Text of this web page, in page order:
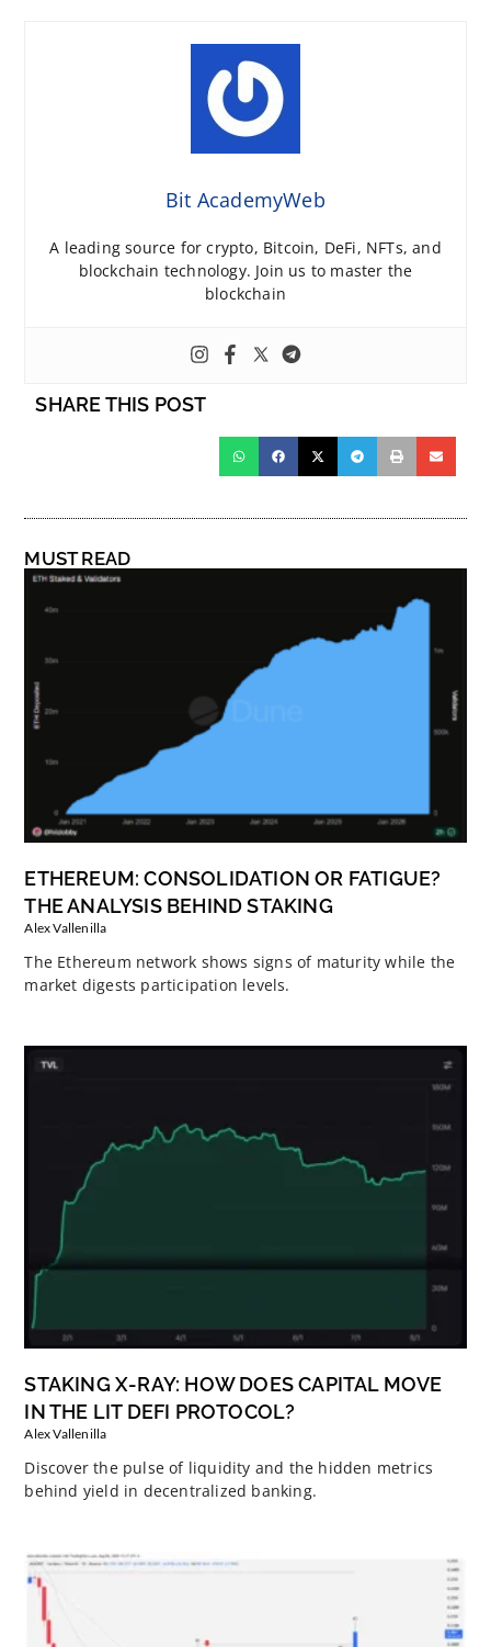
Bit AcademyWeb
A leading source for crypto, Bitcoin, DeFi, NFTs, and
blockchain technology. Join us to master the
blockchain
SHARE THIS POST
MUST READ
ETHEREUM: CONSOLIDATION OR FATIGUE?
THE ANALYSIS BEHIND STAKING
Alex Vallenilla
The Ethereum network shows signs of maturity while the
market digests participation levels.
STAKING X-RAY: HOW DOES CAPITAL MOVE
IN THE LIT DEFI PROTOCOL?
Alex Vallenilla
Discover the pulse of liquidity and the hidden metrics
behind yield in decentralized banking.